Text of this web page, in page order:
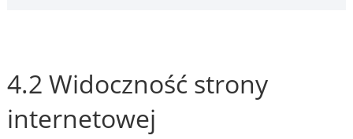
4.2 Widoczność strony
internetowej